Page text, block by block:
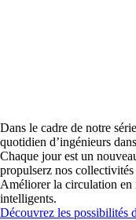
Dans le cadre de notre
quotidien d’ingénieurs
Chaque jour est un
propulserz nos
Améliorer la circulation en
intelligents.
Découvrez les possibilités